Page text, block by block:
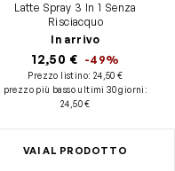
Latte Spray 3 In 1 Senza
Risciacquo
In arrivo
12,50 € -49%
Prezzo listino: 24,50 €
prezzo più basso ultimi 30 giorni :
24,50 €
VAI AL PRODOTTO